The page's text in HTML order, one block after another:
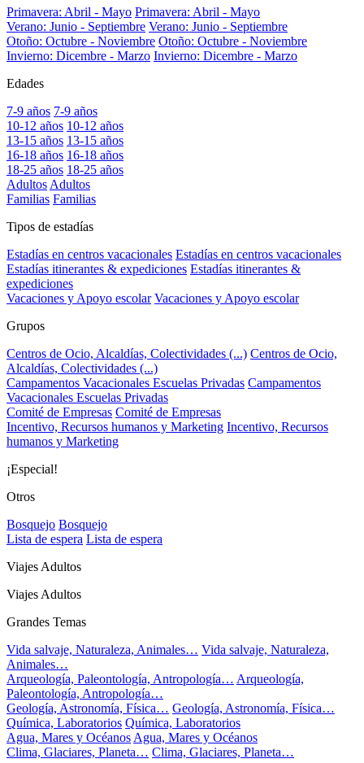
Primavera: Abril - Mayo Primavera: Abril - Mayo
Verano: Junio - Septiembre Verano: Junio - Septiembre
Otoño: Octubre - Noviembre Otoño: Octubre - Noviembre
Invierno: Dicembre - Marzo Invierno: Dicembre - Marzo
Edades
7-9 años 7-9 años
10-12 años 10-12 años
13-15 años 13-15 años
16-18 años 16-18 años
18-25 años 18-25 años
AdultosAdultos
Familias Familias
Tipos de estadías
Estadías en centros vacacionales Estadías en centros vacacionales
Estadías itinerantes & expediciones Estadías itinerantes &
expediciones
Vacaciones y Apoyo escolar Vacaciones y Apoyo escolar
Grupos
Centros de Ocio, Alcaldías, Colectividades (...) Centros de Ocio,
Alcaldías, Colectividades (...)
Campamentos Vacacionales Escuelas Privadas Campamentos
Vacacionales Escuelas Privadas
Comité de Empresas Comité de Empresas
Incentivo, Recursos humanos y Marketing Incentivo, Recursos
humanos y Marketing
¡Especial!
Otros
Bosquejo Bosquejo
Lista de espera Lista de espera
Viajes Adultos
Viajes Adultos
Grandes Temas
Vida salvaje, Naturaleza, Animales… Vida salvaje, Naturaleza,
Animales…
Arqueología, Paleontología, Antropología… Arqueología,
Paleontología, Antropología…
Geología, Astronomía, Física… Geología, Astronomía, Física…
Química, Laboratorios Química, Laboratorios
Agua, Mares y OcéanosAgua, Mares y Océanos
Clima, Glaciares, Planeta… Clima, Glaciares, Planeta…